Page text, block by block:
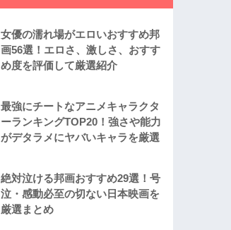
女優の濡れ場がエロいおすすめ邦
画56選！エロさ、激しさ、おすす
め度を評価して厳選紹介
最強にチートなアニメキャラクタ
ーランキングTOP20！強さや能力
がデタラメにヤバいキャラを厳選
絶対泣ける邦画おすすめ29選！号
泣・感動必至の切ない日本映画を
厳選まとめ